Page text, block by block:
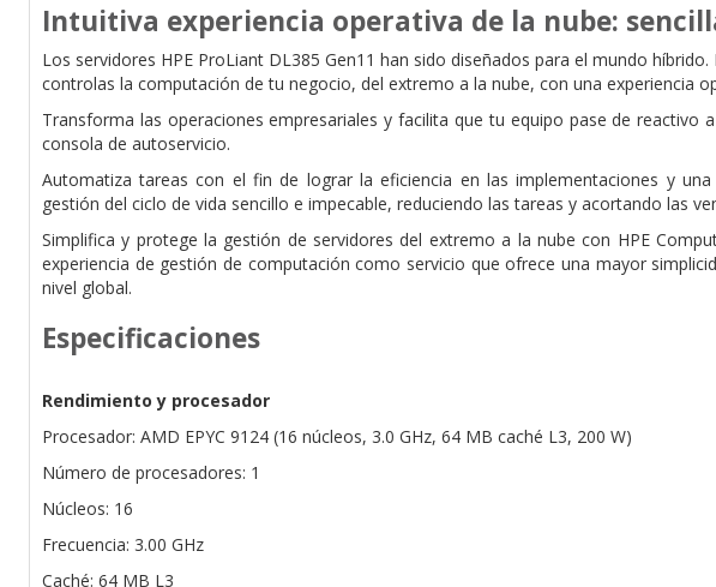
Intuitiva experiencia operativa de la nube:
Los servidores HPE ProLiant DL385 Gen11 han sido diseñados para el mundo
controlas la computación de tu negocio, del extremo a la nube, con una experiencia
Transforma las operaciones empresariales y facilita que tu equipo pase de
consola de autoservicio.
Automatiza tareas con el fin de lograr la eficiencia en las implementaciones y
gestión del ciclo de vida sencillo e impecable, reduciendo las tareas y acortando las
Simplifica y protege la gestión de servidores del extremo a la nube con HPE
experiencia de gestión de computación como servicio que ofrece una mayor
nivel global.
Especificaciones
Rendimiento y procesador
Procesador: AMD EPYC 9124 (16 núcleos, 3.0 GHz, 64 MB caché L3, 200 W)
Número de procesadores: 1
Núcleos: 16
Frecuencia: 3.00 GHz
Caché: 64 MB L3